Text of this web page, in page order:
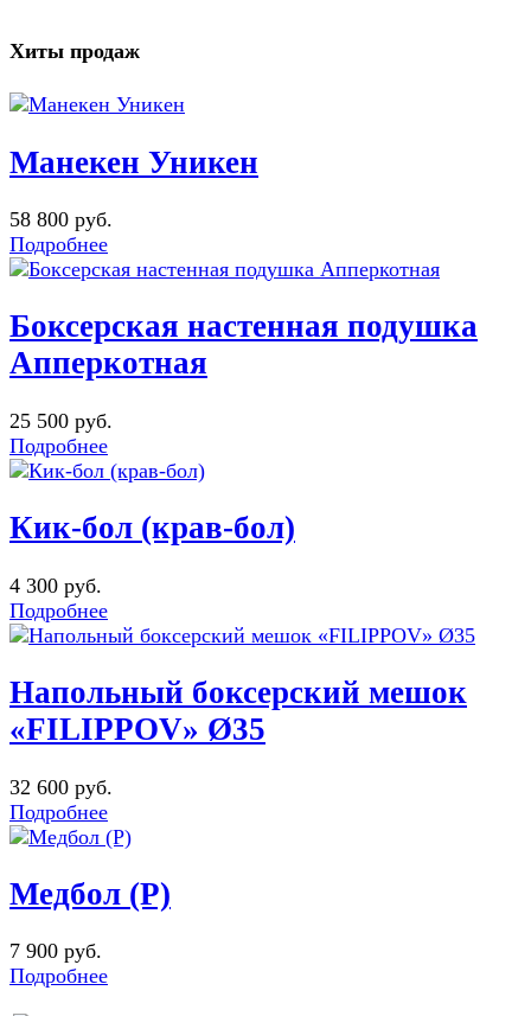
Хиты продаж
Манекен Уникен
58 800 руб.
Подробнее
Боксерская настенная подушка
Апперкотная
25 500 руб.
Подробнее
Кик-бол (крав-бол)
4 300 руб.
Подробнее
Напольный боксерский мешок
«FILIPPOV» Ø35
32 600 руб.
Подробнее
Медбол (Р)
7 900 руб.
Подробнее